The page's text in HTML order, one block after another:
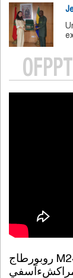
روبورطاج M24 - تامنصورت تحتضن افتتاح مدينة المهن
مراكشءآسفي